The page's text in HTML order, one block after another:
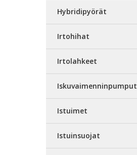
Hybridipyörät
Irtohihat
Irtolahkeet
Iskuvaimenninpumput
Istuimet
Istuinsuojat